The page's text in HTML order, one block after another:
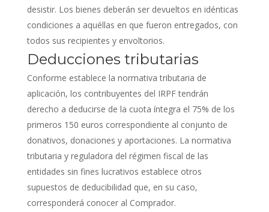
desistir. Los bienes deberán ser devueltos en idénticas
condiciones a aquéllas en que fueron entregados, con
todos sus recipientes y envoltorios.
Deducciones tributarias
Conforme establece la normativa tributaria de
aplicación, los contribuyentes del IRPF tendrán
derecho a deducirse de la cuota íntegra el 75% de los
primeros 150 euros correspondiente al conjunto de
donativos, donaciones y aportaciones. La normativa
tributaria y reguladora del régimen fiscal de las
entidades sin fines lucrativos establece otros
supuestos de deducibilidad que, en su caso,
corresponderá conocer al Comprador.